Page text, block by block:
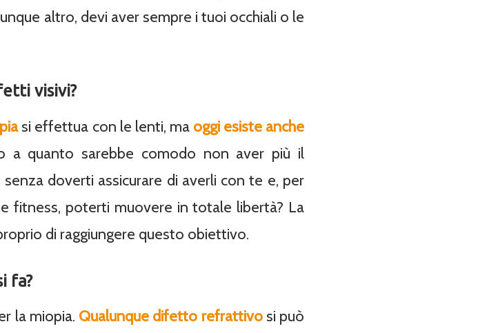
altro, devi aver sempre i tuoi occhiali o le
visivi?
si effettua con le lenti, ma oggi esiste anche
a quanto sarebbe comodo non aver più il
doverti assicurare di averli con te e, per
fitness, poterti muovere in totale libertà? La
di raggiungere questo obiettivo.
fa?
la miopia. Qualunque difetto refrattivosi può